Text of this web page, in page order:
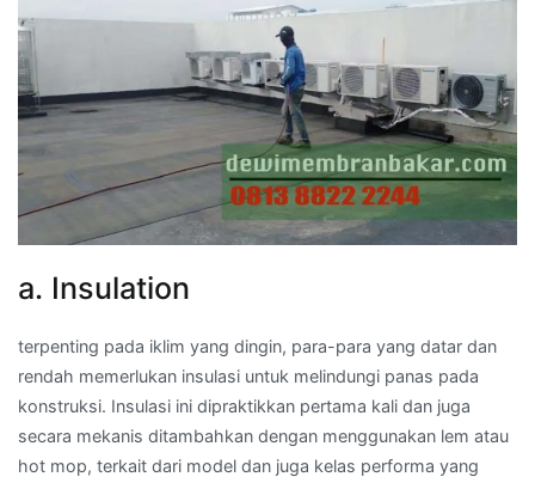
a. Insulation
terpenting pada iklim yang dingin, para-para yang datar dan
rendah memerlukan insulasi untuk melindungi panas pada
konstruksi. Insulasi ini dipraktikkan pertama kali dan juga
secara mekanis ditambahkan dengan menggunakan lem atau
hot mop, terkait dari model dan juga kelas performa yang